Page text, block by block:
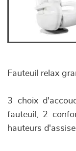
Fauteuil relax
3 choix
fauteuil, 2
hauteurs d'assise